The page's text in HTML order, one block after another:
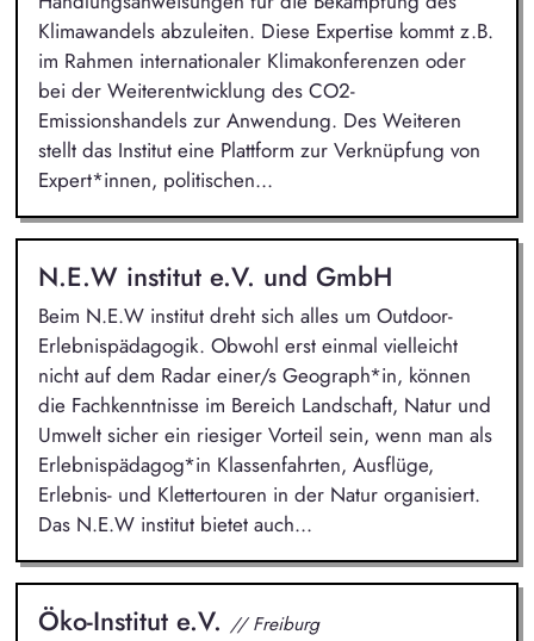
Klimawandels abzuleiten. Diese Expertise kommt z.B.
im Rahmen internationaler Klimakonferenzen oder
bei der Weiterentwicklung des CO2-
Emissionshandels zur Anwendung. Des Weiteren
stellt das Institut eine Plattform zur Verknüpfung von
Expert*innen, politischen...
N.E.W institut e.V. und GmbH
Beim N.E.W institut dreht sich alles um Outdoor-
Erlebnispädagogik. Obwohl erst einmal vielleicht
nicht auf dem Radar einer/s Geograph*in, können
die Fachkenntnisse im Bereich Landschaft, Natur und
Umwelt sicher ein riesiger Vorteil sein, wenn man als
Erlebnispädagog*in Klassenfahrten, Ausflüge,
Erlebnis- und Klettertouren in der Natur organisiert.
Das N.E.W institut bietet auch...
Öko-Institut e.V. // Freiburg